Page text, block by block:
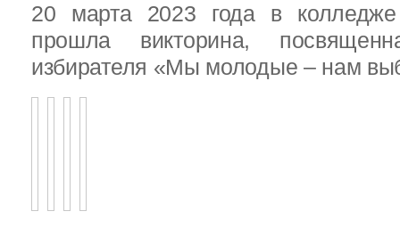
20 марта 2023 года в колледже
прошла викторина,
избирателя «Мы молодые – нам